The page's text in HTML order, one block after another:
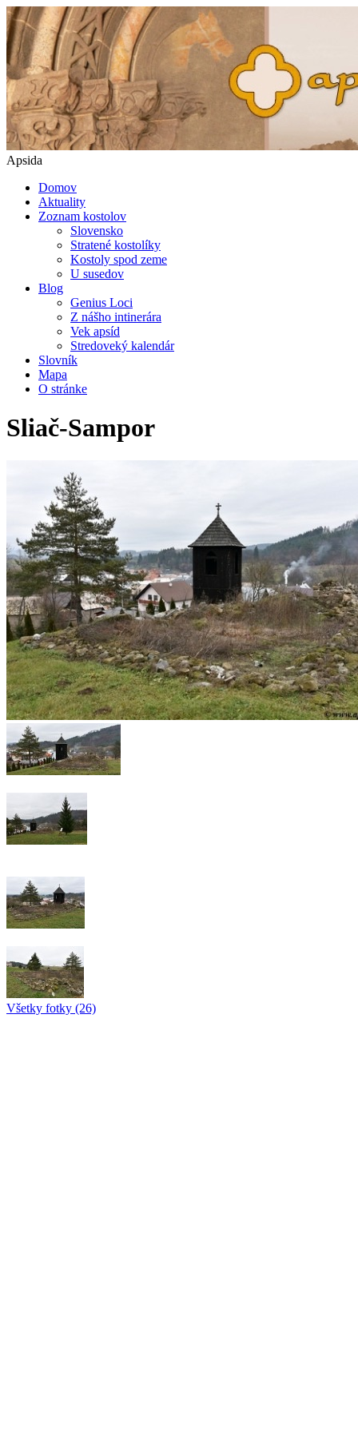
Apsida
Domov
Aktuality
Zoznam kostolov
Slovensko
Stratené kostolíky
Kostoly spod zeme
U susedov
Blog
Genius Loci
Z nášho intinerára
Vek apsíd
Stredoveký kalendár
Slovník
Mapa
O stránke
Sliač-Sampor
Všetky fotky (26)